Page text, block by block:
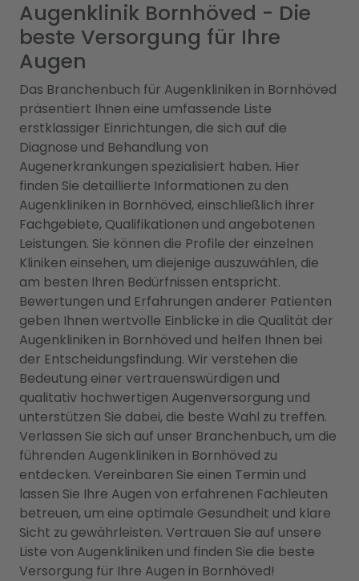
Augenklinik Bornhöved - Die
beste Versorgung für Ihre
Augen
Das Branchenbuch für Augenkliniken in Bornhöved
präsentiert Ihnen eine umfassende Liste
erstklassiger Einrichtungen, die sich auf die
Diagnose und Behandlung von
Augenerkrankungen spezialisiert haben. Hier
finden Sie detaillierte Informationen zu den
Augenkliniken in Bornhöved, einschließlich ihrer
Fachgebiete, Qualifikationen und angebotenen
Leistungen. Sie können die Profile der einzelnen
Kliniken einsehen, um diejenige auszuwählen, die
am besten Ihren Bedürfnissen entspricht.
Bewertungen und Erfahrungen anderer Patienten
geben Ihnen wertvolle Einblicke in die Qualität der
Augenkliniken in Bornhöved und helfen Ihnen bei
der Entscheidungsfindung. Wir verstehen die
Bedeutung einer vertrauenswürdigen und
qualitativ hochwertigen Augenversorgung und
unterstützen Sie dabei, die beste Wahl zu treffen.
Verlassen Sie sich auf unser Branchenbuch, um die
führenden Augenkliniken in Bornhöved zu
entdecken. Vereinbaren Sie einen Termin und
lassen Sie Ihre Augen von erfahrenen Fachleuten
betreuen, um eine optimale Gesundheit und klare
Sicht zu gewährleisten. Vertrauen Sie auf unsere
Liste von Augenkliniken und finden Sie die beste
Versorgung für Ihre Augen in Bornhöved!